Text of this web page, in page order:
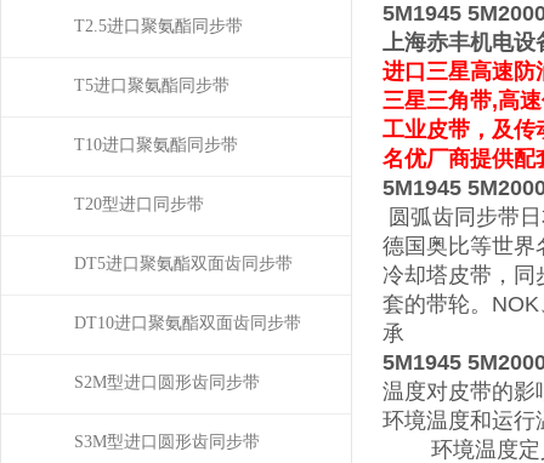
T2.5进口聚氨酯同步带
T5进口聚氨酯同步带
T10进口聚氨酯同步带
T20型进口同步带
DT5进口聚氨酯双面齿同步带
DT10进口聚氨酯双面齿同步带
S2M型进口圆形齿同步带
S3M型进口圆形齿同步带
5M1945
上海赤丰机电设
进口三星高速防
三星三角带,高
工业皮带， 及传
名优厂商提供配
5M1945
圆弧齿同步带
德国奥比等世界
冷却塔皮带，同
套的带轮。
承
5M1945
温度对皮带的影
环境温度和运行
环境温度定义